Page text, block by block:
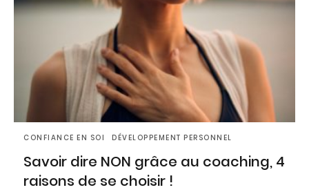
CONFIANCE EN SOI DÉVELOPPEMENT PERSONNEL
Savoir dire NON grâce au coaching, 4
raisons de se choisir !